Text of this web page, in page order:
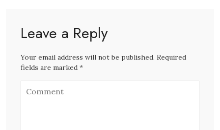
Leave a Reply
Your email address will not be published. Required
fields are marked *